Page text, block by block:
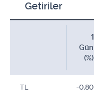
Getiriler
1
Gün
(%)
TL -0,80